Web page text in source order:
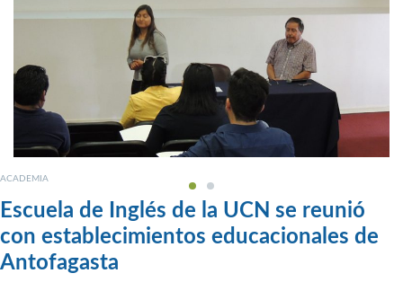
ACADEMIA
Escuela de Inglés de la UCN se reunió
con establecimientos educacionales de
Antofagasta